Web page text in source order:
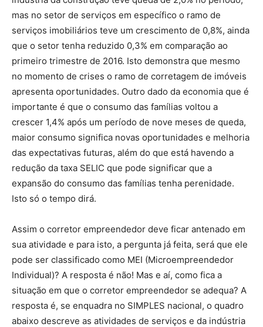
mas no setor de serviços em específico o ramo de
serviços imobiliários teve um crescimento de 0,8%, ainda
que o setor tenha reduzido 0,3% em comparação ao
primeiro trimestre de 2016. Isto demonstra que mesmo
no momento de crises o ramo de corretagem de imóveis
apresenta oportunidades. Outro dado da economia que é
importante é que o consumo das famílias voltou a
crescer 1,4% após um período de nove meses de queda,
maior consumo significa novas oportunidades e melhoria
das expectativas futuras, além do que está havendo a
redução da taxa SELIC que pode significar que a
expansão do consumo das famílias tenha perenidade.
Isto só o tempo dirá.
Assim o corretor empreendedor deve ficar antenado em
sua atividade e para isto, a pergunta já feita, será que ele
pode ser classificado como MEI (Microempreendedor
Individual)? A resposta é não! Mas e aí, como fica a
situação em que o corretor empreendedor se adequa? A
resposta é, se enquadra no SIMPLES nacional, o quadro
abaixo descreve as atividades de serviços e da indústria